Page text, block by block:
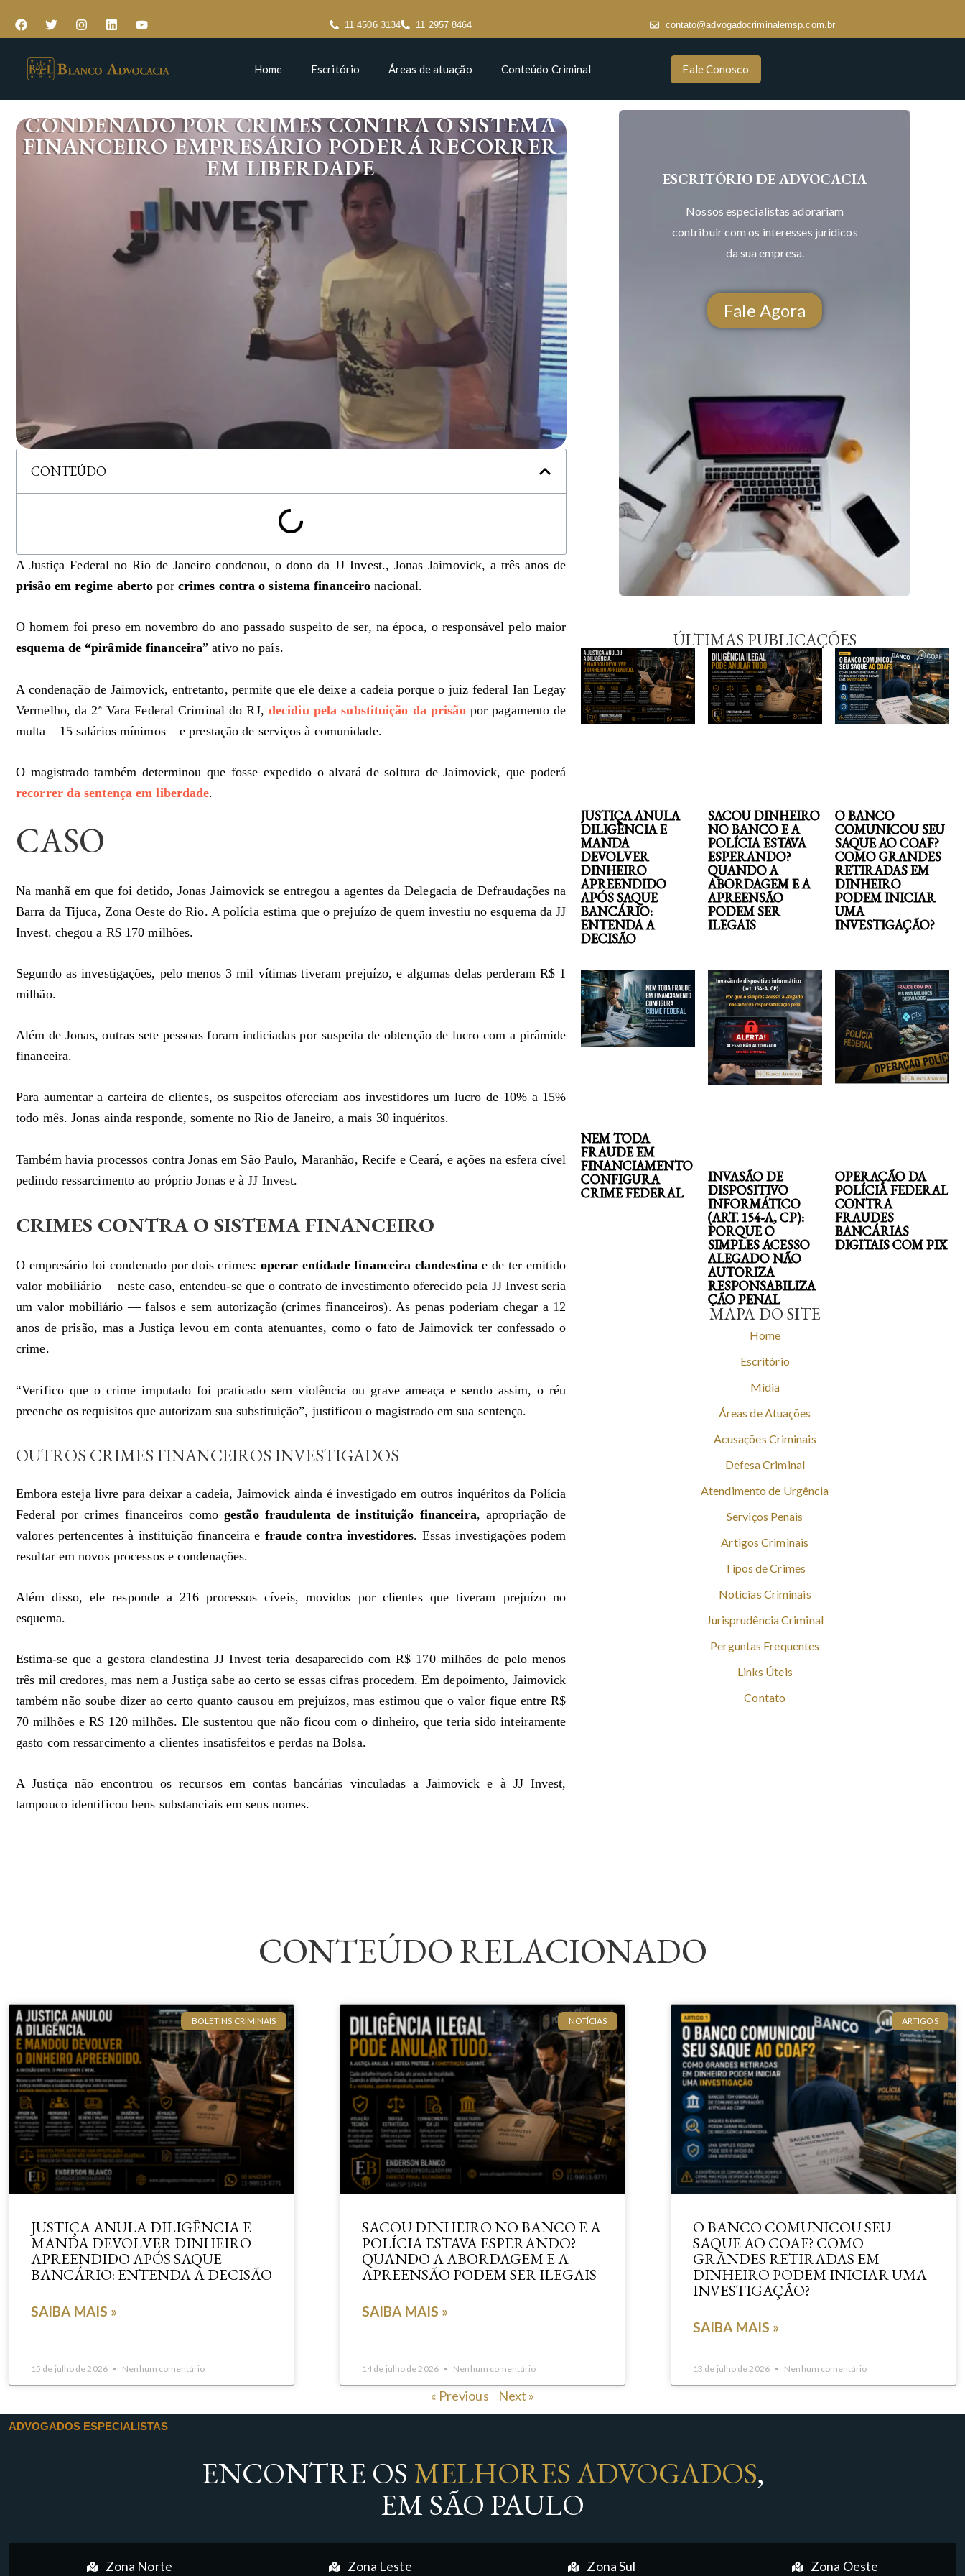
11 4506 3134 11 2957 8464 contato@advogadocriminalemsp.com.br
Home Escritório Áreas de atuação Conteúdo Criminal Fale Conosco
CONDENADO POR CRIMES CONTRA O SISTEMA
FINANCEIRO EMPRESÁRIO PODERÁ RECORRER
EM LIBERDADE
CONTEÚDO
A Justiça Federal no Rio de Janeiro condenou, o dono da JJ Invest., Jonas Jaimovick, a três anos de
prisão em regime aberto por crimes contra o sistema financeiro nacional.
O homem foi preso em novembro do ano passado suspeito de ser, na época, o responsável pelo maior
esquema de “pirâmide financeira” ativo no país.
A condenação de Jaimovick, entretanto, permite que ele deixe a cadeia porque o juiz federal Ian Legay
Vermelho, da 2ª Vara Federal Criminal do RJ, decidiu pela substituição da prisãopor pagamento de
multa – 15 salários mínimos – e prestação de serviços à comunidade.
O magistrado também determinou que fosse expedido o alvará de soltura de Jaimovick, que poderá
recorrer da sentença em liberdade.
CASO
Na manhã em que foi detido, Jonas Jaimovick se entregou a agentes da Delegacia de Defraudações na
Barra da Tijuca, Zona Oeste do Rio. A polícia estima que o prejuízo de quem investiu no esquema da JJ
Invest. chegou a R$ 170 milhões.
Segundo as investigações, pelo menos 3 mil vítimas tiveram prejuízo, e algumas delas perderam R$ 1
milhão.
Além de Jonas, outras sete pessoas foram indiciadas por suspeita de obtenção de lucro com a pirâmide
financeira.
Para aumentar a carteira de clientes, os suspeitos ofereciam aos investidores um lucro de 10% a 15%
todo mês. Jonas ainda responde, somente no Rio de Janeiro, a mais 30 inquéritos.
Também havia processos contra Jonas em São Paulo, Maranhão, Recife e Ceará, e ações na esfera cível
pedindo ressarcimento ao próprio Jonas e à JJ Invest.
CRIMES CONTRA O SISTEMA FINANCEIRO
O empresário foi condenado por dois crimes: operar entidade financeira clandestinae de ter emitido
valor mobiliário— neste caso, entendeu-se que o contrato de investimento oferecido pela JJ Invest seria
um valor mobiliário — falsos e sem autorização (crimes financeiros). As penas poderiam chegar a 12
anos de prisão, mas a Justiça levou em conta atenuantes, como o fato de Jaimovick ter confessado o
crime.
“Verifico que o crime imputado foi praticado sem violência ou grave ameaça e sendo assim, o réu
preenche os requisitos que autorizam sua substituição”, justificou o magistrado em sua sentença.
OUTROS CRIMES FINANCEIROS INVESTIGADOS
Embora esteja livre para deixar a cadeia, Jaimovick ainda é investigado em outros inquéritos da Polícia
Federal por crimes financeiros comogestão fraudulenta de instituição financeira, apropriação de
valores pertencentes à instituição financeira e fraude contra investidores. Essas investigações podem
resultar em novos processos e condenações.
Além disso, ele responde a 216 processos cíveis, movidos por clientes que tiveram prejuízo no
esquema.
Estima-se que a gestora clandestina JJ Invest teria desaparecido com R$ 170 milhões de pelo menos
três mil credores, mas nem a Justiça sabe ao certo se essas cifras procedem. Em depoimento, Jaimovick
também não soube dizer ao certo quanto causou em prejuízos, mas estimou que o valor fique entre R$
70 milhões e R$ 120 milhões. Ele sustentou que não ficou com o dinheiro, que teria sido inteiramente
gasto com ressarcimento a clientes insatisfeitos e perdas na Bolsa.
A Justiça não encontrou os recursos em contas bancárias vinculadas a Jaimovick e à JJ Invest,
tampouco identificou bens substanciais em seus nomes.
ESCRITÓRIO DE ADVOCACIA
Nossos especialistas adorariam
contribuir com os interesses jurídicos
da sua empresa.
ÚLTIMAS PUBLICAÇÕES
Fale Agora
JUSTIÇA ANULA
DILIGÊNCIA E
MANDA
DEVOLVER
DINHEIRO
APREENDIDO
APÓS SAQUE
BANCÁRIO:
ENTENDA A
DECISÃO
SACOU DINHEIRO
NO BANCO E A
POLÍCIA ESTAVA
ESPERANDO?
QUANDO A
ABORDAGEM E A
APREENSÃO
PODEM SER
ILEGAIS
O BANCO
COMUNICOU SEU
SAQUE AO COAF?
COMO GRANDES
RETIRADAS EM
DINHEIRO
PODEM INICIAR
UMA
INVESTIGAÇÃO?
NEM TODA
FRAUDE EM
FINANCIAMENTO
CONFIGURA
CRIME FEDERAL
INVASÃO DE
DISPOSITIVO
INFORMÁTICO
(ART. 154-A, CP):
PORQUE O
SIMPLES ACESSO
ALEGADO NÃO
AUTORIZA
RESPONSABILIZA
ÇÃO PENAL
OPERAÇÃO DA
POLÍCIA FEDERAL
CONTRA
FRAUDES
BANCÁRIAS
DIGITAIS COM PIX
MAPA DO SITE
Home
Escritório
Mídia
Áreas de Atuações
Acusações Criminais
Defesa Criminal
Atendimento de Urgência
Serviços Penais
Artigos Criminais
Tipos de Crimes
Notícias Criminais
Jurisprudência Criminal
Perguntas Frequentes
Links Úteis
Contato
CONTEÚDO RELACIONADO
BOLETINS CRIMINAIS
JUSTIÇA ANULA DILIGÊNCIA E
MANDA DEVOLVER DINHEIRO
APREENDIDO APÓS SAQUE
BANCÁRIO: ENTENDA A DECISÃO
SAIBA MAIS »
15 de julho de 2026 Nenhum comentário
NOTÍCIAS
SACOU DINHEIRO NO BANCO E A
POLÍCIA ESTAVA ESPERANDO?
QUANDO A ABORDAGEM E A
APREENSÃO PODEM SER ILEGAIS
SAIBA MAIS »
14 de julho de 2026 Nenhum comentário
ARTIGOS
O BANCO COMUNICOU SEU
SAQUE AO COAF? COMO
GRANDES RETIRADAS EM
DINHEIRO PODEM INICIAR UMA
INVESTIGAÇÃO?
SAIBA MAIS »
13 de julho de 2026 Nenhum comentário
« Previous Next »
ADVOGADOS ESPECIALISTAS
ENCONTRE OS MELHORES ADVOGADOS,
EM SÃO PAULO
Zona Norte Zona Leste Zona Sul Zona Oeste